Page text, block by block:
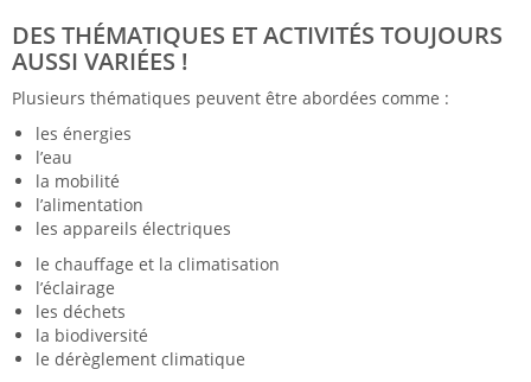
DES THÉMATIQUES ET ACTIVITÉS TOUJOURS
AUSSI VARIÉES !
Plusieurs thématiques peuvent être abordées comme :
les énergies
l’eau
la mobilité
l’alimentation
les appareils électriques
le chauffage et la climatisation
l’éclairage
les déchets
la biodiversité
le dérèglement climatique